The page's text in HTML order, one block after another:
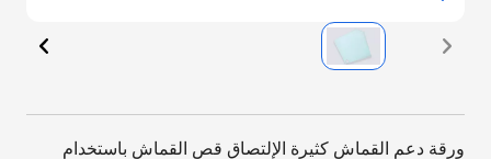
ورقة دعم القماش كثيرة الإلتصاق قص القماش باستخدام